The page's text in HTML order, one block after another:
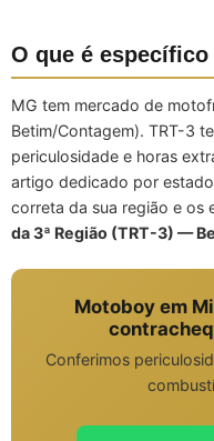
O que é
MG tem mercado de
Betim/Contagem). TRT-3
periculosidade e horas
artigo dedicado por
correta da sua região e os
da 3ª Região (TRT-3) —
Motoboy em
Conferimos